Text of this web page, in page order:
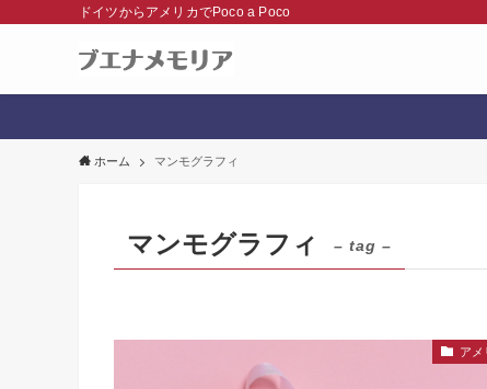
ドイツからアメリカでPoco a Poco
ホーム マンモグラフィ
マンモグラフィ – tag –
アメ